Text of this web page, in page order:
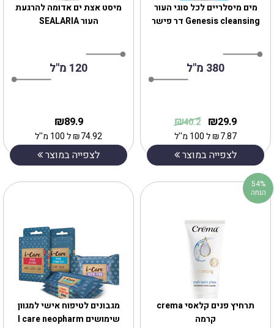
‎מיסט אצת ים אדומה להרגעת
העור SEALARIA
120 מ"ל
89.9
₪
74.92
₪ל 100 מ''ל
לצפייה במוצר
מים מיסלריים לכל סוגי העור
Genesis‎ cleansing דר פישר
380 מ"ל
29.9
₪
40.2
₪
7.87
₪ל 100 מ''ל
לצפייה במוצר
מגבונים לטיפוח אישי למגוון
שימושים I care neopharm
תרחיץ פנים קלאסי crema
קרמה
54%
הנחה